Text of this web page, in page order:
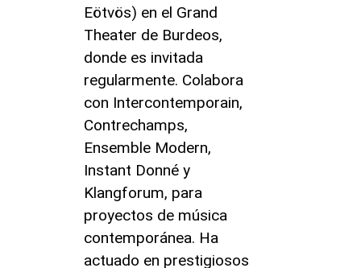
Eötvös) en el Grand
Theater de Burdeos,
donde es invitada
regularmente. Colabora
con Intercontemporain,
Contrechamps,
Ensemble Modern,
Instant Donné y
Klangforum, para
proyectos de música
contemporánea. Ha
actuado en prestigiosos